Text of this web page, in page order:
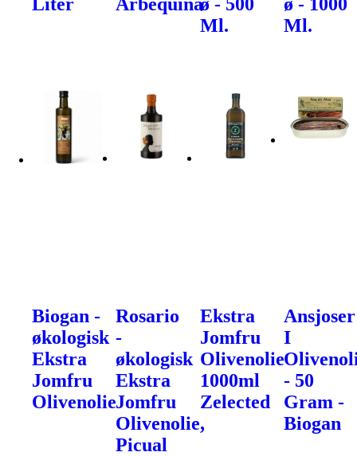
Ml.
Ml.
Biogan -
økologisk
Ekstra
Jomfru
Olivenolie
Rosario
-
økologisk
Ekstra
Jomfru
Olivenolie,
Picual
Ekstra
Jomfru
Olivenolie
1000ml
Zelected
Ansjoser
I
- 50
Gram -
Biogan